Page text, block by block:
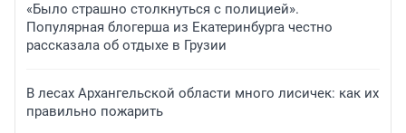
«Было страшно столкнуться с полицией».
Популярная блогерша из Екатеринбурга честно
рассказала об отдыхе в Грузии
В лесах Архангельской области много лисичек: как их
правильно пожарить